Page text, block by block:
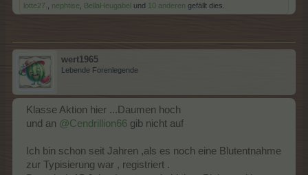
lotte27. nephtise BellaHeugabel und 10 anderen gefällt dies.
wert1965
Lebende Forenlegende
Klasse Aktion hier ...Daumen hoch
und an @Cendrillion66 gib nicht auf
Ich bin schon seit Jahren ,als es noch eine Blutentnahme
zur Typisierung war , registriert .